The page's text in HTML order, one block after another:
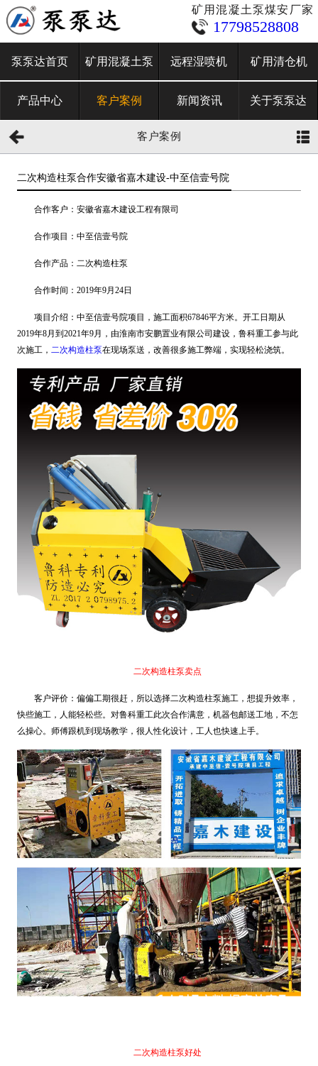
矿用混凝土泵煤安厂家
17798528808
泵泵达首页 矿用混凝土泵 远程湿喷机 矿用清仓机
产品中心 客户案例 新闻资讯 关于泵泵达
客户案例
二次构造柱泵合作安徽省嘉木建设-中至信壹号院
合作客户：安徽省嘉木建设工程有限司
合作项目：中至信壹号院
合作产品：二次构造柱泵
合作时间：2019年9月24日
项目介绍：中至信壹号院项目，施工面积67846平方米。开工日期从
2019年8月到2021年9月，由淮南市安鹏置业有限公司建设，鲁科重工参与此
次施工， 二次构造柱泵在现场泵送，改善很多施工弊端，实现轻松浇筑。
二次构造柱泵卖点
客户评价：偏偏工期很赶，所以选择二次构造柱泵施工，想提升效率，
快些施工，人能轻松些。对鲁科重工此次合作满意，机器包邮送工地，不怎
么操心。师傅跟机到现场教学，很人性化设计，工人也快速上手。
二次构造柱泵好处